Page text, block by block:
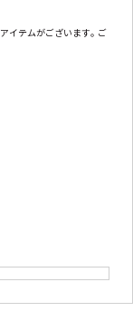
イテムがございます｡ ご